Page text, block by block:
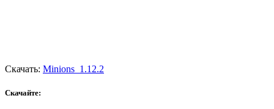
Скачать: Minions_1.12.2
Скачайте: